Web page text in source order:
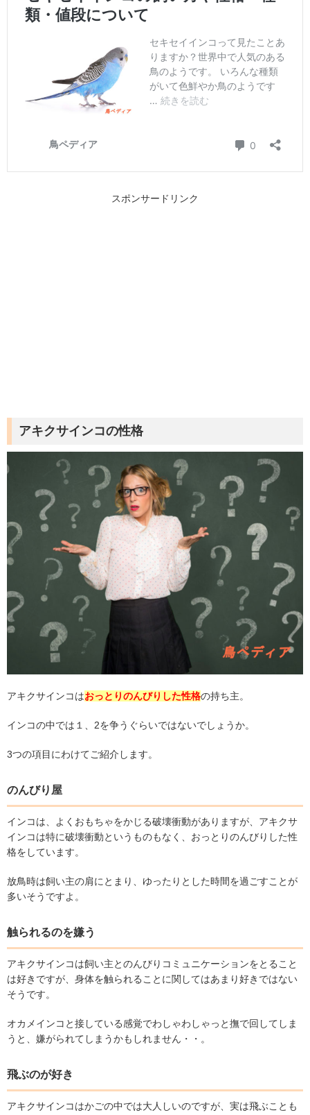
スポンサードリンク
アキクサインコの性格
アキクサインコはおっとりのんびりした性格の持ち主。
インコの中では１、 2を争うぐらいではないでしょうか。
3つの項目にわけてご紹介します。
のんびり屋
インコは、よくおもちゃをかじる破壊衝動がありますが、アキクサ
インコは特に破壊衝動というものもなく、おっとりのんびりした性
格をしています。
放鳥時は飼い主の肩にとまり、ゆったりとした時間を過ごすことが
多いそうですよ。
触られるのを嫌う
アキクサインコは飼い主とのんびりコミュニケーションをとること
は好きですが、身体を触られることに関してはあまり好きではない
そうです。
オカメインコと接している感覚でわしゃわしゃっと撫で回してしま
うと、嫌がられてしまうかもしれません・・。
飛ぶのが好き
アキクサインコはかごの中では大人しいのですが、実は飛ぶことも